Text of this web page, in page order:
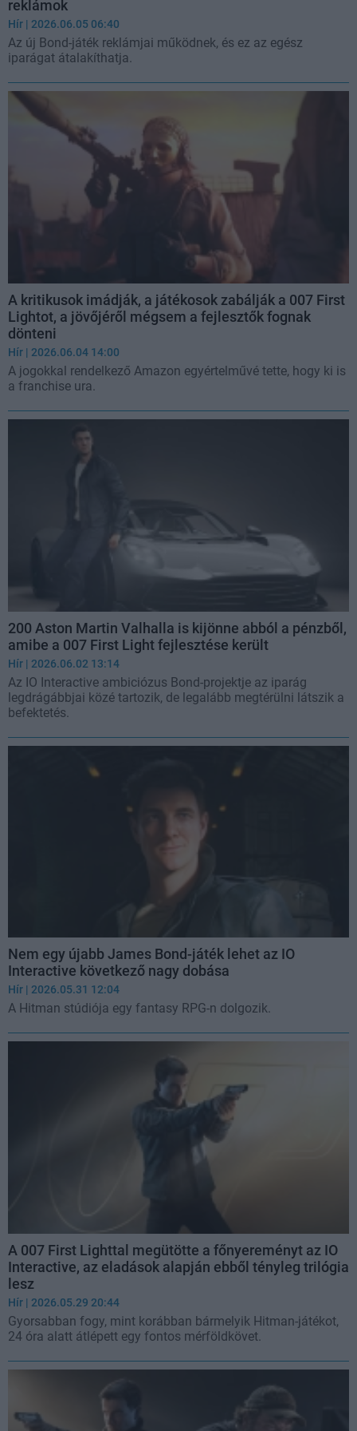
reklámok
Hír | 2026.06.05 06:40
Az új Bond-játék reklámjai működnek, és ez az egész
iparágat átalakíthatja.
A kritikusok imádják, a játékosok zabálják a 007 First
Lightot, a jövőjéről mégsem a fejlesztők fognak
dönteni
Hír | 2026.06.04 14:00
A jogokkal rendelkező Amazon egyértelművé tette, hogy ki is
a franchise ura.
200 Aston Martin Valhalla is kijönne abból a pénzből,
amibe a 007 First Light fejlesztése került
Hír | 2026.06.02 13:14
Az IO Interactive ambiciózus Bond-projektje az iparág
legdrágábbjai közé tartozik, de legalább megtérülni látszik a
befektetés.
Nem egy újabb James Bond-játék lehet az IO
Interactive következő nagy dobása
Hír | 2026.05.31 12:04
A Hitman stúdiója egy fantasy RPG-n dolgozik.
A 007 First Lighttal megütötte a főnyereményt az IO
Interactive, az eladások alapján ebből tényleg trilógia
lesz
Hír | 2026.05.29 20:44
Gyorsabban fogy, mint korábban bármelyik Hitman-játékot,
24 óra alatt átlépett egy fontos mérföldkövet.